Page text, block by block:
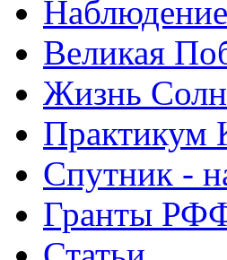
Великая
Жизнь
Практикум
Спутник -
Гранты